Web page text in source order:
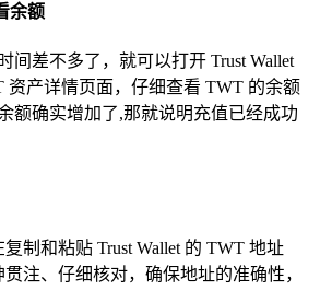
余额
间差不多了，就可以打开 Trust Wallet
资产详情页面，仔细查看 TWT 的余额
额确实增加了,那就说明充值已经成功
复制和粘贴 Trust Wallet 的 TWT 地址
注、仔细核对，确保地址的准确性，